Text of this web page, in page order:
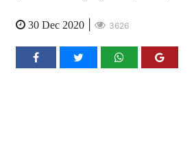
30 Dec 2020 3626